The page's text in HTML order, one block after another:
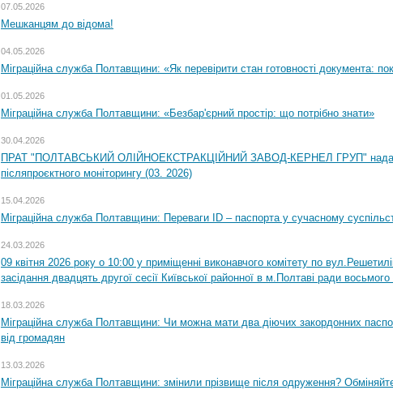
07.05.2026
Мешканцям до відома!
04.05.2026
Міграційна служба Полтавщини: «Як перевірити стан готовності документа:
01.05.2026
Міграційна служба Полтавщини: «Безбар'єрний простір: що потрібно знати»
30.04.2026
ПРАТ "ПОЛТАВСЬКИЙ ОЛІЙНОЕКСТРАКЦІЙНИЙ ЗАВОД-КЕРНЕЛ ГРУП" надає
післяпроєктного моніторингу (03. 2026)
15.04.2026
Міграційна служба Полтавщини: Переваги ID – паспорта у сучасному
24.03.2026
09 квітня 2026 року о 10:00 у приміщенні виконавчого комітету по
засідання двадцять другої сесії Київської районної в м.Полтаві ради
18.03.2026
Міграційна служба Полтавщини: Чи можна мати два діючих закордонних
від громадян
13.03.2026
Міграційна служба Полтавщини: змінили прізвище після одруження?